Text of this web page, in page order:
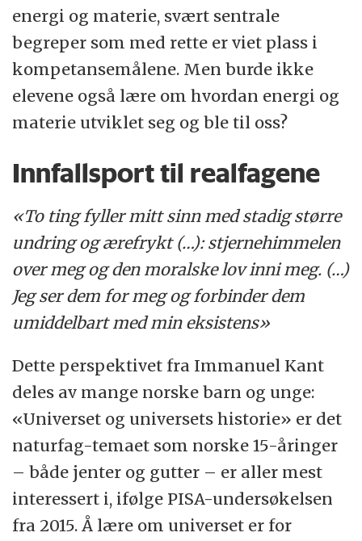
energi og materie, svært sentrale
begreper som med rette er viet plass i
kompetansemålene. Men burde ikke
elevene også lære om hvordan energi og
materie utviklet seg og ble til oss?
Innfallsport til realfagene
«To ting fyller mitt sinn med stadig større
undring og ærefrykt (…): stjernehimmelen
over meg og den moralske lov inni meg. (…)
Jeg ser dem for meg og forbinder dem
umiddelbart med min eksistens»
Dette perspektivet fra Immanuel Kant
deles av mange norske barn og unge:
«Universet og universets historie» er det
naturfag-temaet som norske 15-åringer
– både jenter og gutter – er aller mest
interessert i, ifølge PISA-undersøkelsen
fra 2015. Å lære om universet er for